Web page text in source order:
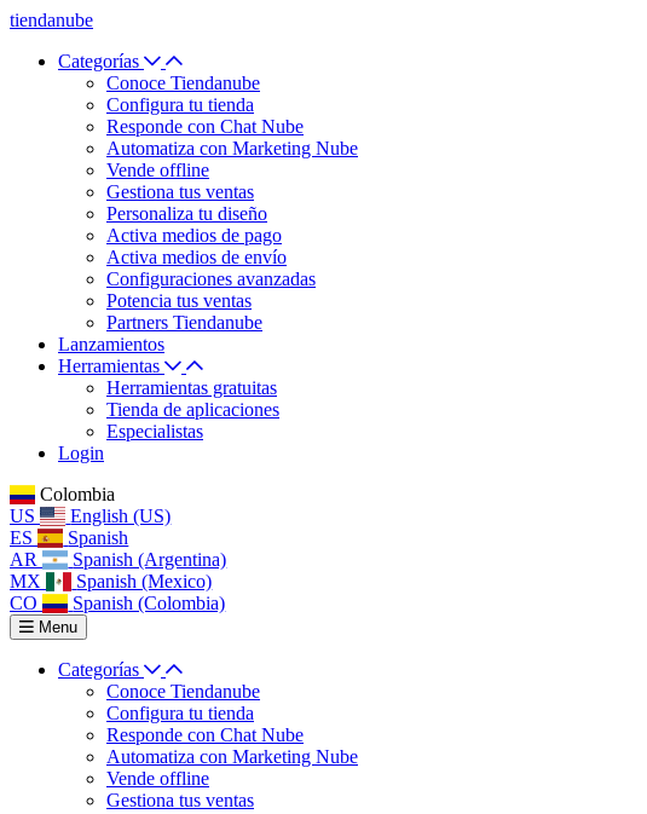
tiendanube
Categorías
Conoce Tiendanube
Configura tu tienda
Responde con Chat Nube
Automatiza con Marketing Nube
Vende offline
Gestiona tus ventas
Personaliza tu diseño
Activa medios de pago
Activa medios de envío
Configuraciones avanzadas
Potencia tus ventas
Partners Tiendanube
Lanzamientos
Herramientas
Herramientas gratuitas
Tienda de aplicaciones
Especialistas
Login
Colombia
US
English (US)
ES
Spanish
AR
Spanish (Argentina)
MX
Spanish (Mexico)
CO
Spanish (Colombia)
Menu
Categorías
Conoce Tiendanube
Configura tu tienda
Responde con Chat Nube
Automatiza con Marketing Nube
Vende offline
Gestiona tus ventas